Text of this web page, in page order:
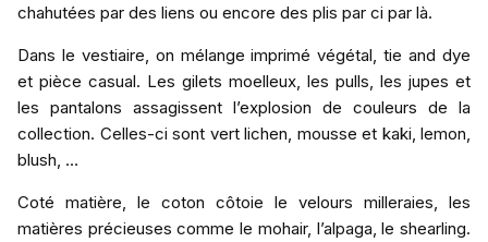
chahutées par des liens ou encore des plis par ci par là.
Dans le vestiaire, on mélange imprimé végétal, tie and dye
et pièce casual. Les gilets moelleux, les pulls, les jupes et
les pantalons assagissent l’explosion de couleurs de la
collection. Celles-ci sont vert lichen, mousse et kaki, lemon,
blush, …
Coté matière, le coton côtoie le velours milleraies, les
matières précieuses comme le mohair, l’alpaga, le shearling.